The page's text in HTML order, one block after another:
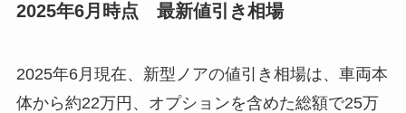
2025年6月時点 最新値引き相場
2025年6月現在、新型ノアの値引き相場は、車両本
体から約22万円、オプションを含めた総額で25万